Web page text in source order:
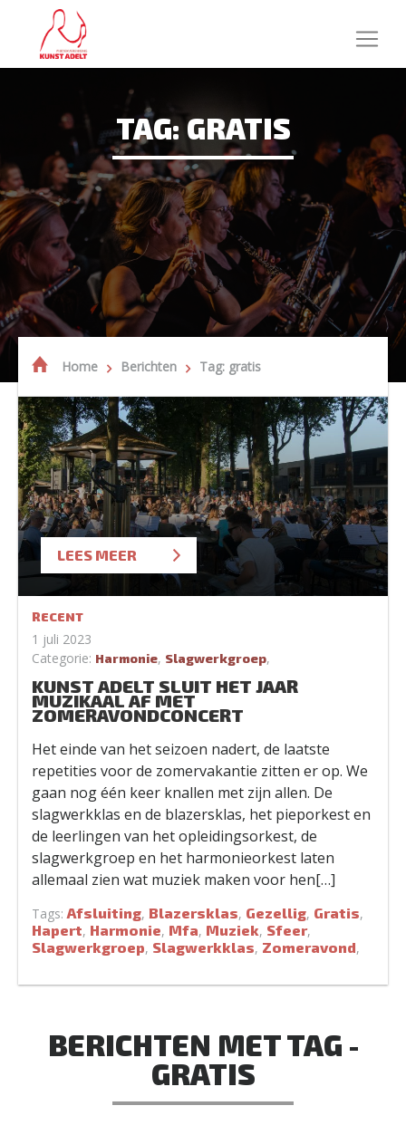
TAG: GRATIS
Home Berichten Tag: gratis
RECENT
1 juli 2023
Categorie: Harmonie, Slagwerkgroep,
KUNST ADELT SLUIT HET JAAR
MUZIKAAL AF MET
ZOMERAVONDCONCERT
Het einde van het seizoen nadert, de laatste
repetities voor de zomervakantie zitten er op. We
gaan nog één keer knallen met zijn allen. De
slagwerkklas en de blazersklas, het pieporkest en
de leerlingen van het opleidingsorkest, de
slagwerkgroep en het harmonieorkest laten
allemaal zien wat muziek maken voor hen[…]
Tags:Afsluiting, Blazersklas, Gezellig, Gratis,
Hapert, Harmonie, Mfa, Muziek, Sfeer,
Slagwerkgroep, Slagwerkklas, Zomeravond,
LEES MEER
BERICHTEN MET TAG -
GRATIS